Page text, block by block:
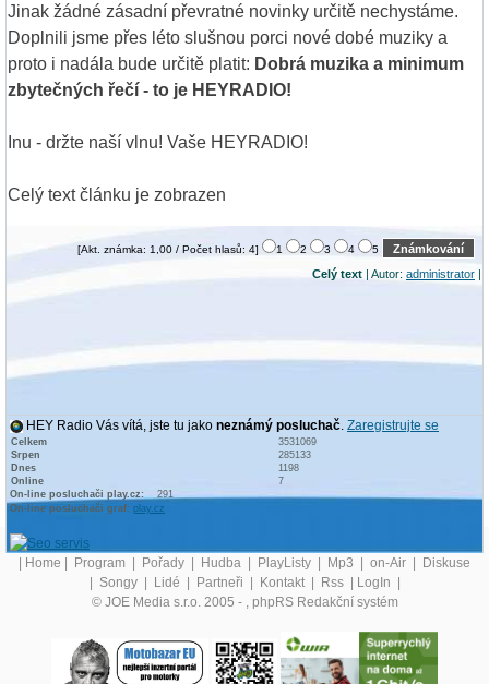
Jinak žádné zásadní převratné novinky určitě nechystáme.
Doplnili jsme přes léto slušnou porci nové dobé muziky a
proto i nadála bude určitě platit: Dobrá muzika a minimum
zbytečných řečí - to je HEYRADIO!
Inu - držte naší vlnu! Vaše HEYRADIO!
Celý text článku je zobrazen
[Akt. známka: 1,00 / Počet hlasů: 4] 1 2 3 4 5
Celý text | Autor: administrator |
HEY Radio Vás vítá, jste tu jako neznámý posluchač. Zaregistrujte se
Celkem
3531069
Srpen
285133
Dnes
1198
Online
7
On-line posluchači play.cz:
291
On-line posluchači graf: play.cz
Home Program Pořady Hudba PlayListy Mp3 on-Air
Diskuse
Songy Lidé Partneři Kontakt Rss LogIn
© JOE Media s.r.o. 2005 - , phpRS Redakční systém